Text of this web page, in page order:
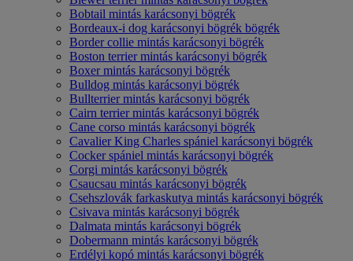
Bobtail mintás karácsonyi bögrék
Bordeaux-i dog karácsonyi bögrék bögrék
Border collie mintás karácsonyi bögrék
Boston terrier mintás karácsonyi bögrék
Boxer mintás karácsonyi bögrék
Bulldog mintás karácsonyi bögrék
Bullterrier mintás karácsonyi bögrék
Cairn terrier mintás karácsonyi bögrék
Cane corso mintás karácsonyi bögrék
Cavalier King Charles spániel karácsonyi bögrék
Cocker spániel mintás karácsonyi bögrék
Corgi mintás karácsonyi bögrék
Csaucsau mintás karácsonyi bögrék
Csehszlovák farkaskutya mintás karácsonyi bögrék
Csivava mintás karácsonyi bögrék
Dalmata mintás karácsonyi bögrék
Dobermann mintás karácsonyi bögrék
Erdélyi kopó mintás karácsonyi bögrék